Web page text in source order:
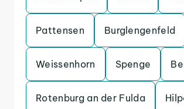
Pattensen Burglengenfeld
Weissenhorn Spenge
Rotenburg an der Fulda